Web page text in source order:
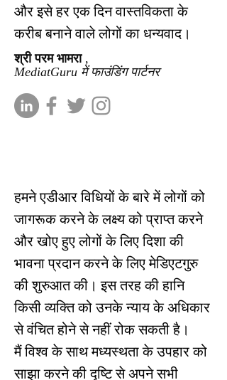
और इसे हर एक दिन वास्तविकता के
करीब बनाने वाले लोगों का धन्यवाद।
श्री परम भामरा,
MediatGuru में फाउंडिंग पार्टनर
हमने एडीआर विधियों के बारे में लोगों को
जागरूक करने के लक्ष्य को प्राप्त करने
और खोए हुए लोगों के लिए दिशा की
भावना प्रदान करने के लिए मेडिएटगुरु
की शुरुआत की। इस तरह की हानि
किसी व्यक्ति को उनके न्याय के अधिकार
से वंचित होने से नहीं रोक सकती है।
मैं विश्व के साथ मध्यस्थता के उपहार को
साझा करने की दृष्टि से अपने सभी